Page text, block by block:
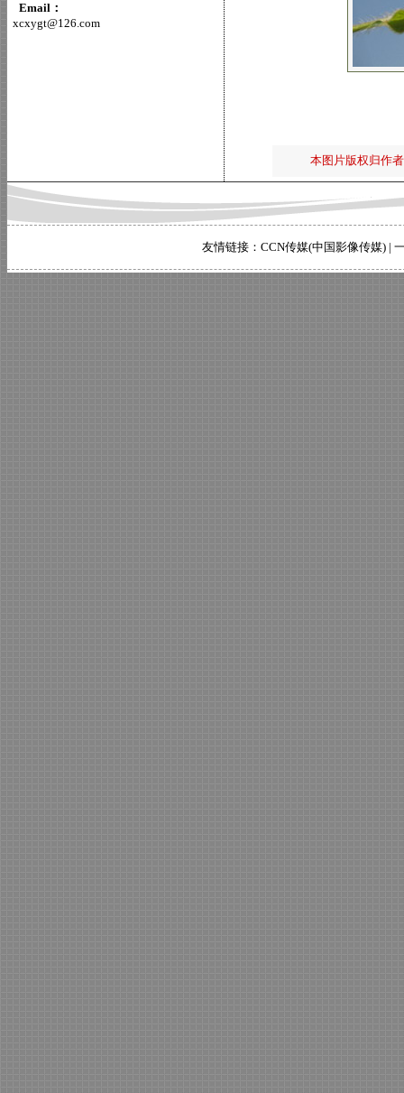
Email：
xcxygt@126.com
本图片版权归作
友情链接： CCN传媒(中国影像传媒) |